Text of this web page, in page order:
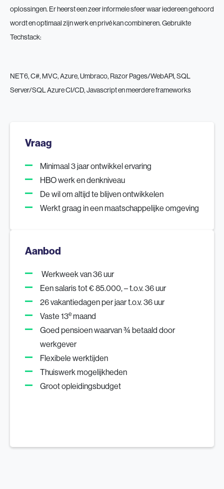
oplossingen. Er heerst een zeer informele sfeer waar iedereen gehoord
wordt en optimaal zijn werk en privé kan combineren. Gebruikte
Techstack:
NET6, C#, MVC, Azure, Umbraco, Razor Pages/WebAPI, SQL
Server/SQL Azure CI/CD, Javascript en meerdere frameworks
Vraag
Minimaal 3 jaar ontwikkel ervaring
HBO werk en denkniveau
De wil om altijd te blijven ontwikkelen
Werkt graag in een maatschappelijke omgeving
Aanbod
Werkweek van 36 uur
Een salaris tot € 85.000, – t.o.v. 36 uur
26 vakantiedagen per jaar t.o.v. 36 uur
Vaste 13e maand
Goed pensioen waarvan ¾ betaald door
werkgever
Flexibele werktijden
Thuiswerk mogelijkheden
Groot opleidingsbudget